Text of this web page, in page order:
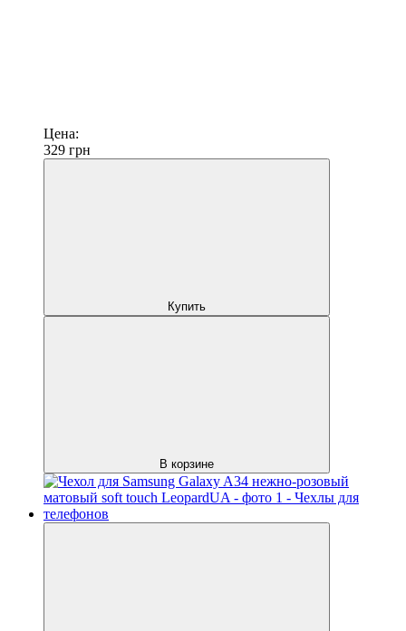
Цена:
329 грн
Купить
В корзине